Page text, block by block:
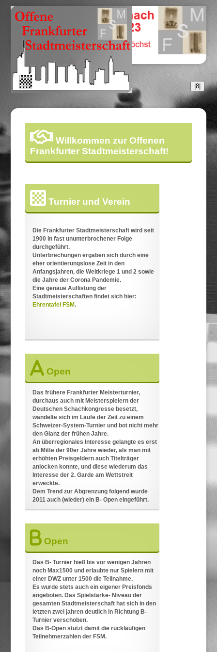
|8|
Willkommen zur Offenen
Frankfurter Stadtmeisterschaft!
Turnier und Verein
Die Frankfurter Stadtmeisterschaft wird seit
1900 in fast ununterbrochener Folge
durchgeführt.
Unterbrechungen ergaben sich durch eine
eher orientierungslose Zeit in den
Anfangsjahren, die Weltkriege 1 und 2 sowie
die Jahre der Corona Pandemie.
Eine genaue Auflistung der
Stadtmeisterschaften findet sich hier:
Ehrentafel FSM.
Open
Das frühere Frankfurter Meisterturnier,
durchaus auch mit Meisterspielern der
Deutschen Schachkongresse besetzt,
wandelte sich im Laufe der Zeit zu einem
Schweizer-System-Turnier und bot nicht mehr
den Glanz der frühen Jahre.
An überregionales Interesse gelangte es erst
ab Mitte der 90er Jahre wieder, als man mit
erhöhten Preisgeldern auch Titelträger
anlocken konnte, und diese wiederum das
Interesse der 2. Garde am Wettstreit
erweckte.
Dem Trend zur Abgrenzung folgend wurde
2011 auch (wieder) ein B- Open eingeführt.
Open
Das B- Turnier hieß bis vor wenigen Jahren
noch Max1500 und erlaubte nur Spielern mit
einer DWZ unter 1500 die Teilnahme.
Es wurde stets auch ein eigener Preisfonds
angeboten. Das Spielstärke- Niveau der
gesamten Stadtmeisterschaft hat sich in den
letzten zwei jahren deutlich in Richtung B-
Turnier verschoben.
Das B-Open stützt damit die rückläufigen
Teilnehmerzahlen der FSM.